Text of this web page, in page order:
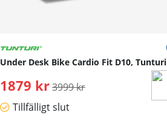
Under Desk Bike Cardio Fit D10, Tunturi
1879 kr Ordinarie pris:
3999 kr
Tillfälligt slut